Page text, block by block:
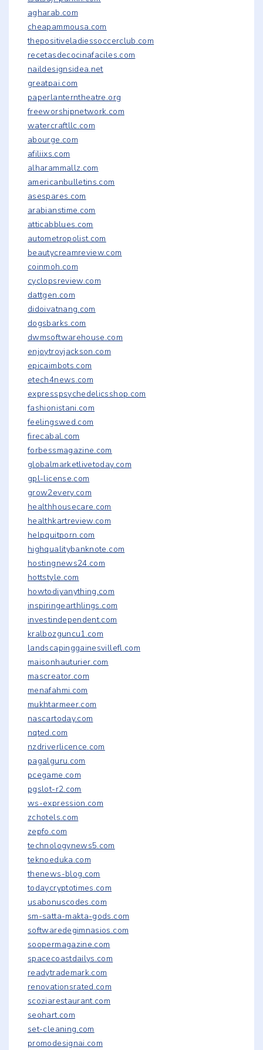
agharab.com
cheapammousa.com
thepositiveladiessoccerclub.com
recetasdecocinafaciles.com
naildesignsidea.net
greatpai.com
paperlanterntheatre.org
freeworshipnetwork.com
watercraftllc.com
abourge.com
afiliixs.com
alharammallz.com
americanbulletins.com
asespares.com
arabianstime.com
atticabblues.com
autometropolist.com
beautycreamreview.com
coinmoh.com
cyclopsreview.com
dattgen.com
didoivatnang.com
dogsbarks.com
dwmsoftwarehouse.com
enjoytroyjackson.com
epicaimbots.com
etech4news.com
expresspsychedelicsshop.com
fashionistani.com
feelingswed.com
firecabal.com
forbessmagazine.com
globalmarketlivetoday.com
gpl-license.com
grow2every.com
healthhousecare.com
healthkartreview.com
helpquitporn.com
highqualitybanknote.com
hostingnews24.com
hottstyle.com
howtodiyanything.com
inspiringearthlings.com
investindependent.com
kralbozguncu1.com
landscapinggainesvillefl.com
maisonhauturier.com
mascreator.com
menafahmi.com
mukhtarmeer.com
nascartoday.com
nqted.com
nzdriverlicence.com
pagalguru.com
pcegame.com
pgslot-r2.com
ws-expression.com
zchotels.com
zepfo.com
technologynews5.com
teknoeduka.com
thenews-blog.com
todaycryptotimes.com
usabonuscodes.com
sm-satta-makta-gods.com
softwaredegimnasios.com
soopermagazine.com
spacecoastdailys.com
readytrademark.com
renovationsrated.com
scoziarestaurant.com
seohart.com
set-cleaning.com
promodesignai.com